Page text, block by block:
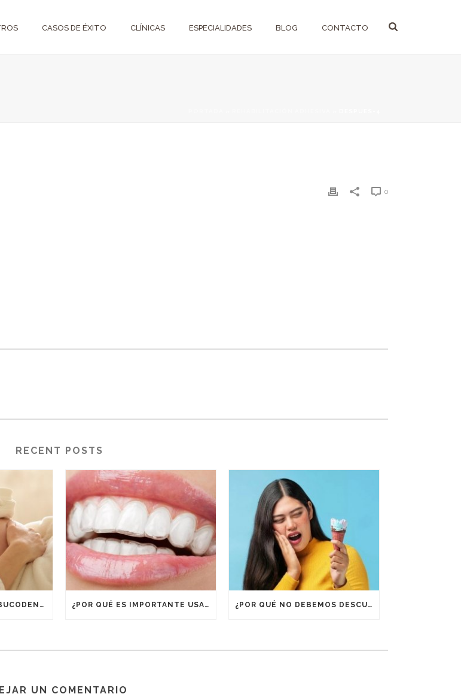
CASOS DE ÉXITO CLÍNICAS ESPECIALIDADES BLOG CONTACTO
0
RECENT POSTS
EMBARAZO Y SALUD BUCODENTAL ¿POR QUÉ ES IMPORTANTE USAR RETENEDORES DESPUÉS DE UN TRATAMIENTO DE ORTODONCIA? ¿POR QUÉ NO DEBEMOS DESCUIDAR LA BOCA EN VACACIONES?
UN COMENTARIO